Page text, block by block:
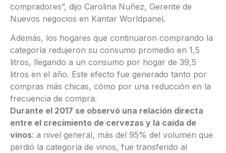
compradores”, dijo Carolina Nuñez, Gerente de
Nuevos negocios en Kantar Worldpanel.
Además, los hogares que continuaron comprando la
categoría redujeron su consumo promedio en 1,5
litros, llegando a un consumo por hogar de 39,5
litros en el año. Este efecto fue generado tanto por
compras más chicas, cómo por una reducción en la
frecuencia de compra.
Durante el 2017 se observó una relación directa
entre el crecimiento de cervezas y la caída de
vinos: a nivel general, más del 95% del volumen que
perdió la categoría de vinos, fue transferido al